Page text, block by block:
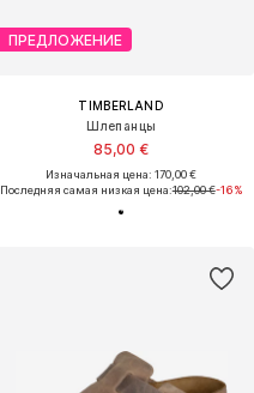
ПРЕДЛОЖЕНИЕ
TIMBERLAND
Шлепанцы
85,00 €
Изначальная цена: 170,00 €
Последняя самая низкая цена:102,00 €-16%